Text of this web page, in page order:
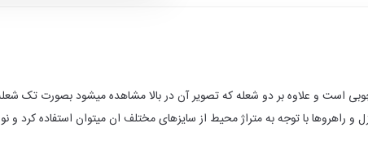
چوبی است و علاوه بر دو شعله که تصویر آن در بالا مشاهده میشود بصورت تک
راهروها با توجه به متراژ محیط از سایزهای مختلف ان میتوان استفاده کرد و